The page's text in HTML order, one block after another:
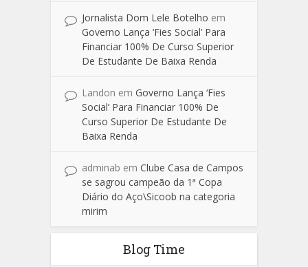
Jornalista Dom Lele Botelho em
Governo Lança ‘Fies Social’ Para
Financiar 100% De Curso Superior
De Estudante De Baixa Renda
Landon em Governo Lança ‘Fies
Social’ Para Financiar 100% De
Curso Superior De Estudante De
Baixa Renda
adminab em Clube Casa de Campos
se sagrou campeão da 1ª Copa
Diário do Aço\Sicoob na categoria
mirim
Blog Time